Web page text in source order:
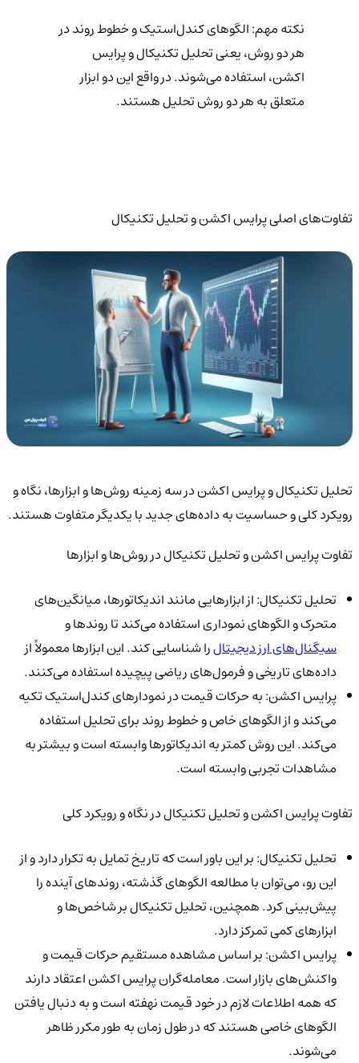
نکته مهم: الگوهای کندل‌استیک و خطوط روند در
هر دو روش، یعنی تحلیل تکنیکال و پرایس
اکشن، استفاده می‌شوند. در واقع این دو ابزار
متعلق به هر دو روش تحلیل هستند.
تفاوت‌های اصلی پرایس اکشن و تحلیل تکنیکال
تحلیل تکنیکال و پرایس اکشن در سه زمینه روش‌ها و ابزار‌ها، نگاه و
رویکرد کلی و حساسیت به داده‌های جدید با یکدیگر متفاوت هستند.
تفاوت پرایس اکشن و تحلیل تکنیکال در روش‌ها و ابزارها
تحلیل تکنیکال: از ابزارهایی مانند اندیکاتورها، میانگین‌های
متحرک و الگوهای نموداری استفاده می‌کند تا روندها و
سیگنال‌های ارز دیجیتالرا شناسایی کند. این ابزارها معمولاً از
داده‌های تاریخی و فرمول‌های ریاضی پیچیده استفاده می‌کنند.
پرایس اکشن: به حرکات قیمت در نمودارهای کندل‌استیک تکیه
می‌کند و از الگوهای خاص و خطوط روند برای تحلیل استفاده
می‌کند. این روش کمتر به اندیکاتورها وابسته است و بیشتر به
مشاهدات تجربی وابسته است.
تفاوت پرایس اکشن و تحلیل تکنیکال در نگاه و رویکرد کلی
تحلیل تکنیکال: بر این باور است که تاریخ تمایل به تکرار دارد و از
این رو، می‌توان با مطالعه الگوهای گذشته، روندهای آینده را
پیش‌بینی کرد. همچنین، تحلیل تکنیکال بر شاخص‌ها و
ابزارهای کمی تمرکز دارد.
پرایس اکشن: بر اساس مشاهده مستقیم حرکات قیمت و
واکنش‌های بازار است. معامله‌گران پرایس اکشن اعتقاد دارند
که همه اطلاعات لازم در خود قیمت نهفته است و به دنبال یافتن
الگوهای خاصی هستند که در طول زمان به طور مکرر ظاهر
می‌شوند.